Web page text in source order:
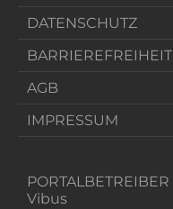
DATENSCHUTZ
BARRIEREFREIHEIT
AGB
IMPRESSUM
PORTALBETREIBER
Vibus